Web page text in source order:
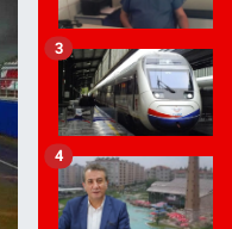
3
4